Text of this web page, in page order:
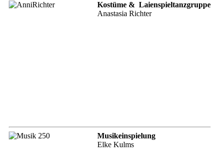
Kostüme & Laienspieltanzgruppe
Anastasia Richter
Musikeinspielung
Elke Kulms